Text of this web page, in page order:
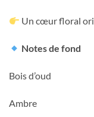
Un cœur floral
Notes de fond
Bois d’oud
Ambre